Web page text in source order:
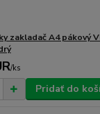
zakladač A4 pákový
/ks
Pridať do